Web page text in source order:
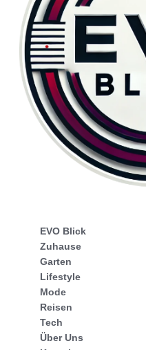
EVO Blick
Zuhause
Garten
Lifestyle
Mode
Reisen
Tech
Über Uns